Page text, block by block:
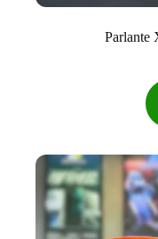
Parlante